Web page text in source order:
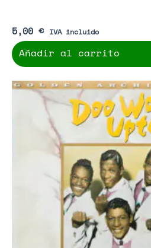
5,00 € IVA incluido
Añadir al carrito